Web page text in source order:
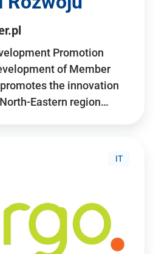
Promotion
of Member
the innovation
Eastern region…
IT